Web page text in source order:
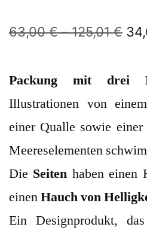
63,00€ –125,01€
Packung mit drei
Illustrationen von einem
einer Qualle sowie einer
Meereselementen
Die Seiten haben einen
einenHauch von
Ein Designprodukt,